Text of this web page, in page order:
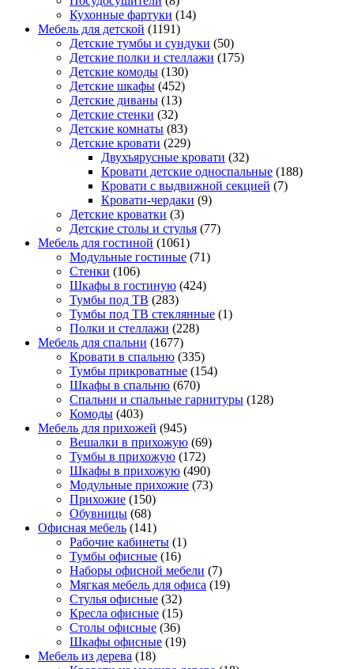
Кухонные фартуки (14)
Мебель для детской (1191)
Детские тумбы и сундуки (50)
Детские полки и стеллажи (175)
Детские комоды (130)
Детские шкафы (452)
Детские диваны (13)
Детские стенки (32)
Детские комнаты (83)
Детские кровати (229)
Двухъярусные кровати (32)
Кровати детские односпальные (188)
Кровати с выдвижной секцией (7)
Кровати-чердаки (9)
Детские кроватки (3)
Детские столы и стулья (77)
Мебель для гостиной (1061)
Модульные гостиные (71)
Стенки (106)
Шкафы в гостиную (424)
Тумбы под ТВ (283)
Тумбы под ТВ стеклянные (1)
Полки и стеллажи (228)
Мебель для спальни (1677)
Кровати в спальню (335)
Тумбы прикроватные (154)
Шкафы в спальню (670)
Спальни и спальные гарнитуры (128)
Комоды (403)
Мебель для прихожей (945)
Вешалки в прихожую (69)
Тумбы в прихожую (172)
Шкафы в прихожую (490)
Модульные прихожие (73)
Прихожие (150)
Обувницы (68)
Офисная мебель (141)
Рабочие кабинеты (1)
Тумбы офисные (16)
Наборы офисной мебели (7)
Мягкая мебель для офиса (19)
Стулья офисные (32)
Кресла офисные (15)
Столы офисные (36)
Шкафы офисные (19)
Мебель из дерева (18)